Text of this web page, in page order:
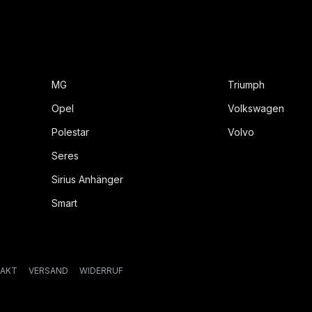
MG
Opel
Polestar
Seres
Sirius Anhänger
Smart
Triumph
Volkswagen
Volvo
VERSAND WIDERRUF